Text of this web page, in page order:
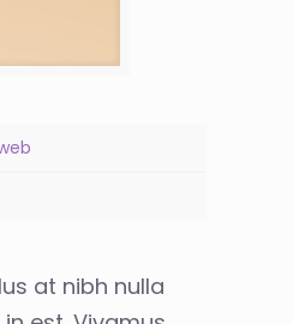
at nibh nulla